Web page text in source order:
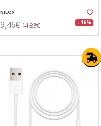
NILOX
9,46€ 11,23€ - 16%